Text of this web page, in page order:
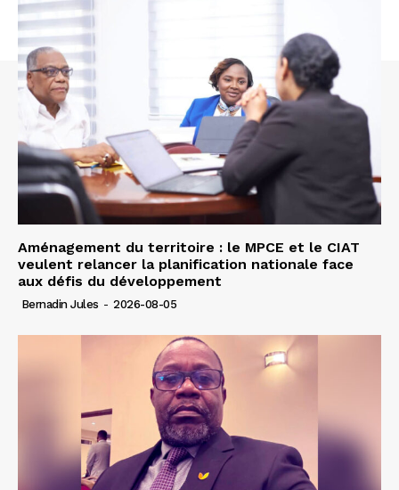
Aménagement du territoire : le MPCE et le CIAT
veulent relancer la planification nationale face
aux défis du développement
Bernadin Jules - 2026-08-05